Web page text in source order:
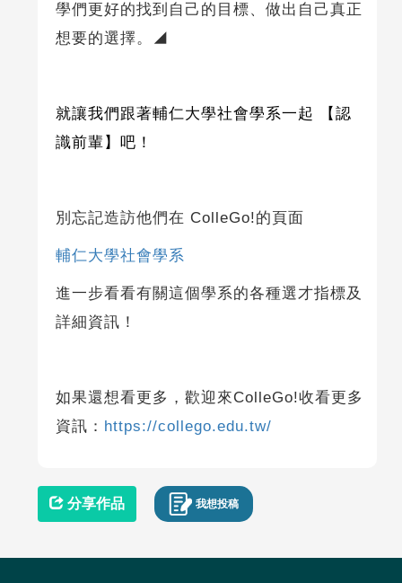
學們更好的找到自己的目標、做出自己真正
想要的選擇。◢
就讓我們跟著輔仁大學社會學系一起 【認
識前輩】吧！
別忘記造訪他們在 ColleGo!的頁面
輔仁大學社會學系
進一步看看有關這個學系的各種選才指標及
詳細資訊！
如果還想看更多，歡迎來ColleGo!收看更多
資訊： https://collego.edu.tw/
分享作品 我想投稿